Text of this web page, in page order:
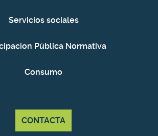
Servicios sociales
Pública Normativa
Consumo
CONTACTA